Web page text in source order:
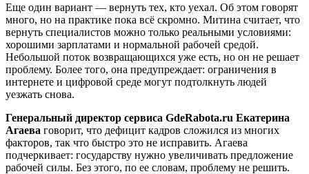
Еще один вариант — вернуть тех, кто уехал. Об этом говорят
много, но на практике пока всё скромно. Митина считает, что
вернуть специалистов можно только реальными условиями:
хорошими зарплатами и нормальной рабочей средой.
Небольшой поток возвращающихся уже есть, но он не решает
проблему. Более того, она предупреждает: ограничения в
интернете и цифровой среде могут подтолкнуть людей
уезжать снова.
Генеральный директор сервиса GdeRabota.ru Екатерина
Агаева говорит, что дефицит кадров сложился из многих
факторов, так что быстро это не исправить. Агаева
подчеркивает: государству нужно увеличивать предложение
рабочей силы. Без этого, по ее словам, проблему не решить.